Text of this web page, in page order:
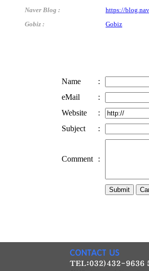
Naver Blog :
https://
Gobiz :
Gobiz
Name
:
eMail
:
Website
:
Subject
:
Comment :